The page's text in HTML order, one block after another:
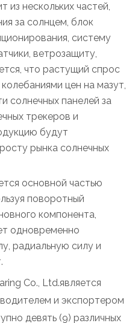
из нескольких частей,
за солнцем, блок
систему
ветрозащиту,
что растущий спрос
цен на мазут,
солнечных панелей за
трекеров и
будут
рынка солнечных
основной частью
поворотный
компонента,
одновременно
радиальную силу и
Co., Ltd.является
и экспортером
девять (9) различных